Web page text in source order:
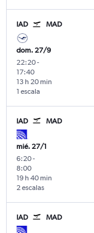
IAD MAD
dom. 27/9
22:20-
17:40
1 escala
13 h 20 min
IAD MAD
mié. 27/1
6:20-
8:00
2 escalas
19 h 40 min
IAD MAD